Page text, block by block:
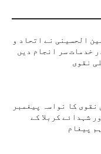
الحسینی نے اتحاد و
خدمات سر انجام دیں
نقوی
نقوی کا نواسہ پیغمبر
شہدائے کربلا کے
پیغام